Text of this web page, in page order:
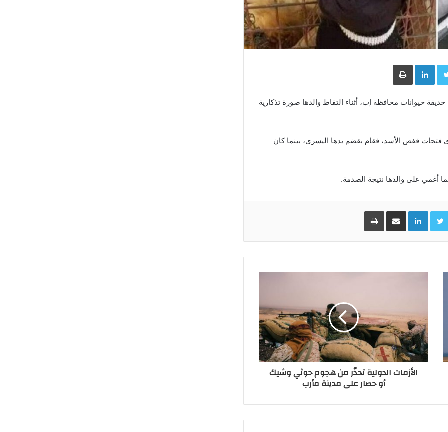
Twitter
LinkedInطباعة
حيوانات محافظة إب، أثناء التقاط والدها صورة تذكارية
قفص الأسد، فقام بقضم يدها اليسرى، بينما كان
أغمي على والدها نتيجة الصدمة.
Twitter
LinkedInمشاركة عبر البريد طباعة
الأزمات الدولية تحذّر من هجوم حوثي وشيك
أو حصار على مدينة مأرب